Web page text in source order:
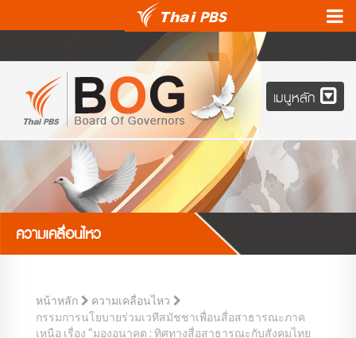
เมนูหลัก
ความเคลื่อนไหว
หน้าหลัก ความเคลื่อนไหว
กรรมการนโยบายร่วมเวทีสมัชชาเพื่อนสื่อสาธารณะภาค
เหนือ เรื่อง “มองอนาคต : ทิศทางสื่อสาธารณะกับสังคมไทย